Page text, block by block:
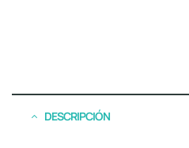
DESCRIPCIÓN